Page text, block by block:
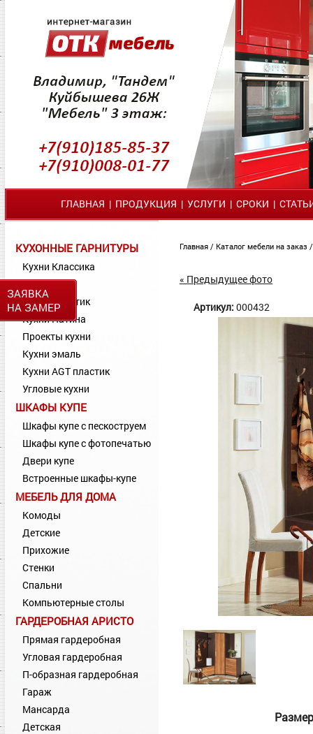
ЗАЯВКА
НА ЗАМЕР
ГЛАВНАЯ | ПРОДУКЦИЯ | УСЛУГИ | СРОКИ |
КУХОННЫЕ ГАРНИТУРЫ
Кухни Классика
Кухни МДФ
Кухни Пластик
Кухни Патина
Проекты кухни
Кухни эмаль
Кухни AGT пластик
Угловые кухни
ШКАФЫ КУПЕ
Шкафы купе с пескоструем
Шкафы купе с фотопечатью
Двери купе
Встроенные шкафы-купе
МЕБЕЛЬ ДЛЯ ДОМА
Комоды
Детские
Прихожие
Стенки
Спальни
Компьютерные столы
ГАРДЕРОБНАЯ АРИСТО
Прямая гардеробная
Угловая гардеробная
П-образная гардеробная
Гараж
Мансарда
Детская
Главная / Каталог мебели на заказ
« Предыдущее фото
Артикул: 000432